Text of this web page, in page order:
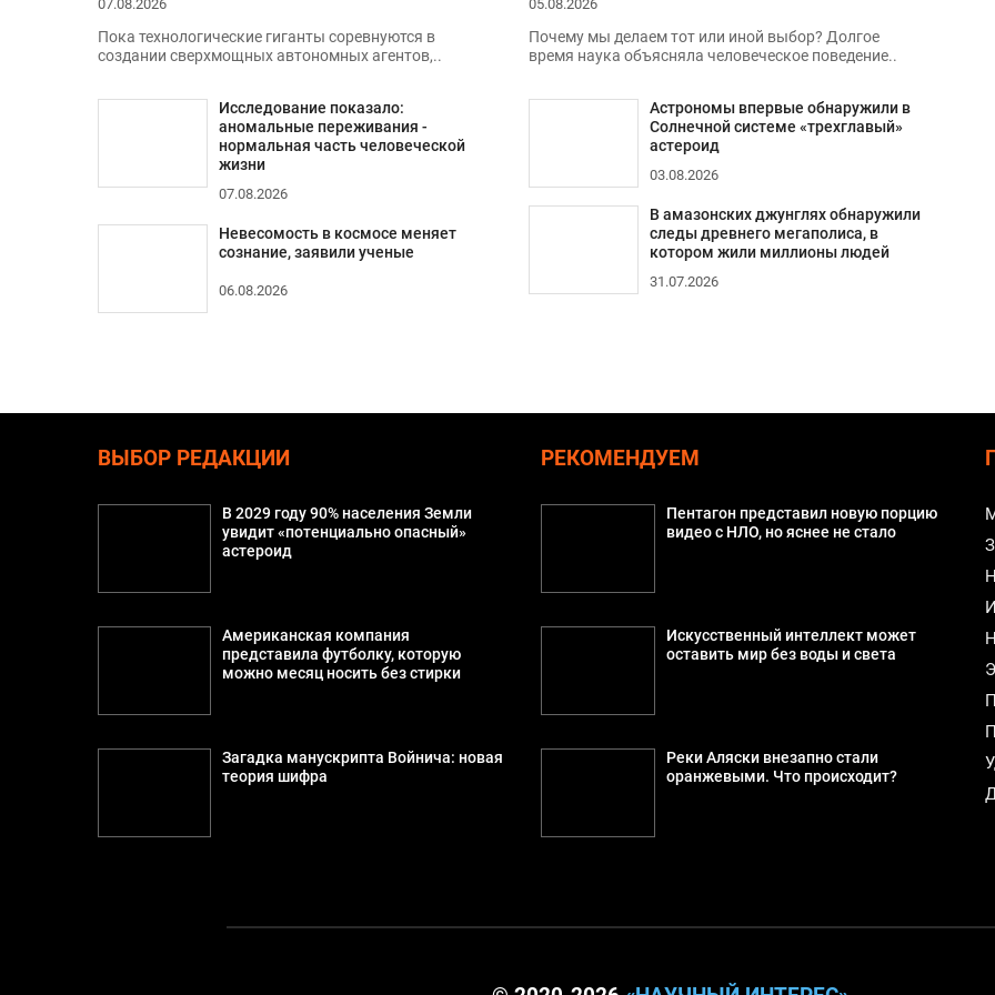
07.08.2026
Пока технологические гиганты соревнуются в
создании сверхмощных автономных агентов,..
Исследование показало:
аномальные переживания -
нормальная часть человеческой
жизни
07.08.2026
Невесомость в космосе меняет
сознание, заявили ученые
06.08.2026
05.08.2026
Почему мы делаем тот или иной выбор? Долгое
время наука объясняла человеческое поведение..
Астрономы впервые обнаружили в
Солнечной системе «трехглавый»
астероид
03.08.2026
В амазонских джунглях обнаружили
следы древнего мегаполиса, в
котором жили миллионы людей
31.07.2026
ВЫБОР РЕДАКЦИИ
В 2029 году 90% населения Земли
увидит «потенциально опасный»
астероид
Американская компания
представила футболку, которую
можно месяц носить без стирки
Загадка манускрипта Войнича: новая
теория шифра
РЕКОМЕНДУЕМ
Пентагон представил новую порцию
видео с НЛО, но яснее не стало
Искусственный интеллект может
оставить мир без воды и света
Реки Аляски внезапно стали
оранжевыми. Что происходит?